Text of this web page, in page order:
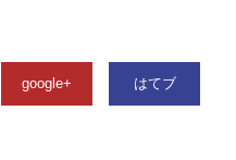
google+ はてブ